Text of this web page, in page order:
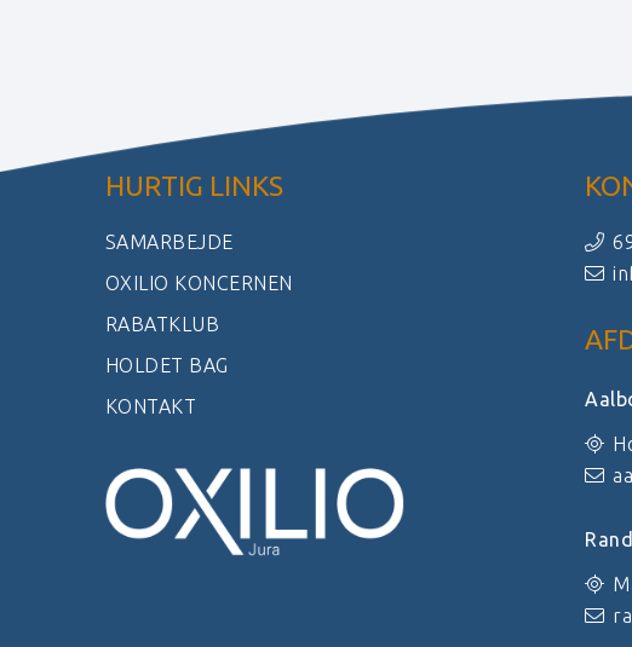
HURTIG LINKS
SAMARBEJDE
OXILIO KONCERNEN
RABATKLUB
HOLDET BAG
KONTAKT